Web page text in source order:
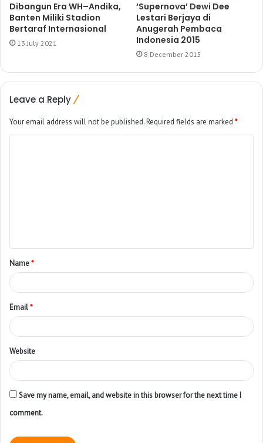
Dibangun Era WH–Andika,
Banten Miliki Stadion
Bertaraf Internasional
13 July 2021
‘Supernova’ Dewi Dee
Lestari Berjaya di
Anugerah Pembaca
Indonesia 2015
8 December 2015
Leave a Reply
Your email address will not be published.Required fields are marked *
Name*
Email*
Website
Save my name, email, and website in this browser for the next time I
comment.